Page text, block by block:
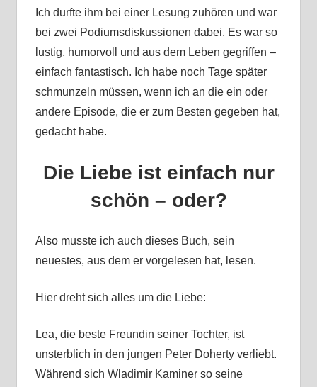
Ich durfte ihm bei einer Lesung zuhören und war
bei zwei Podiumsdiskussionen dabei. Es war so
lustig, humorvoll und aus dem Leben gegriffen –
einfach fantastisch. Ich habe noch Tage später
schmunzeln müssen, wenn ich an die ein oder
andere Episode, die er zum Besten gegeben hat,
gedacht habe.
Die Liebe ist einfach nur
schön – oder?
Also musste ich auch dieses Buch, sein
neuestes, aus dem er vorgelesen hat, lesen.
Hier dreht sich alles um die Liebe:
Lea, die beste Freundin seiner Tochter, ist
unsterblich in den jungen Peter Doherty verliebt.
Während sich Wladimir Kaminer so seine